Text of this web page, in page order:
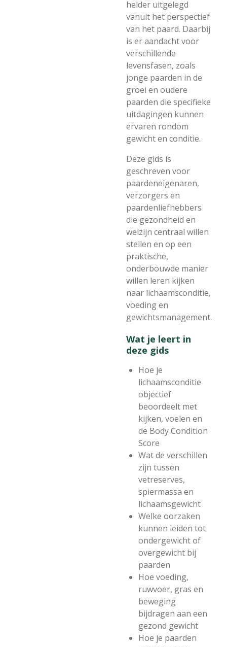
helder uitgelegd
vanuit het perspectief
van het paard. Daarbij
is er aandacht voor
verschillende
levensfasen, zoals
jonge paarden in de
groei en oudere
paarden die specifieke
uitdagingen kunnen
ervaren rondom
gewicht en conditie.
Deze gids is
geschreven voor
paardeneigenaren,
verzorgers en
paardenliefhebbers
die gezondheid en
welzijn centraal willen
stellen en op een
praktische,
onderbouwde manier
willen leren kijken
naar lichaamsconditie,
voeding en
gewichtsmanagement.
Wat je leert in
deze gids
Hoe je
lichaamsconditie
objectief
beoordeelt met
kijken, voelen en
de Body Condition
Score
Wat de verschillen
zijn tussen
vetreserves,
spiermassa en
lichaamsgewicht
Welke oorzaken
kunnen leiden tot
ondergewicht of
overgewicht bij
paarden
Hoe voeding,
ruwvoer, gras en
beweging
bijdragen aan een
gezond gewicht
Hoe je paarden